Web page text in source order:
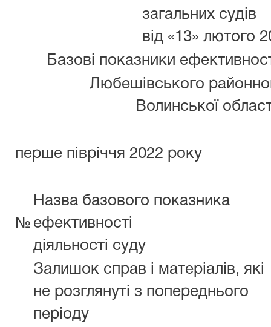
загальних судів
від «13» лютого
Базові показники
Любешівського
Волинської
перше півріччя 2022 року
№
Назва базового показника
ефективності
діяльності суду
Залишок справ і матеріалів, які
не розглянуті з попереднього
періоду